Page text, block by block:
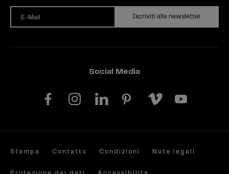
E-Mail Iscriviti alla newsletter
Social Media
Stampa Contatto Condizioni Note legali